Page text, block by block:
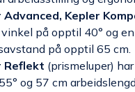
Advanced, Kepler
på opptil 40° og
på opptil 65 cm.
Reflekt (prismeluper)
og 57 cm